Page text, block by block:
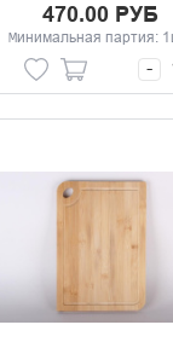
470.00 РУБ
Минимальная партия:
-